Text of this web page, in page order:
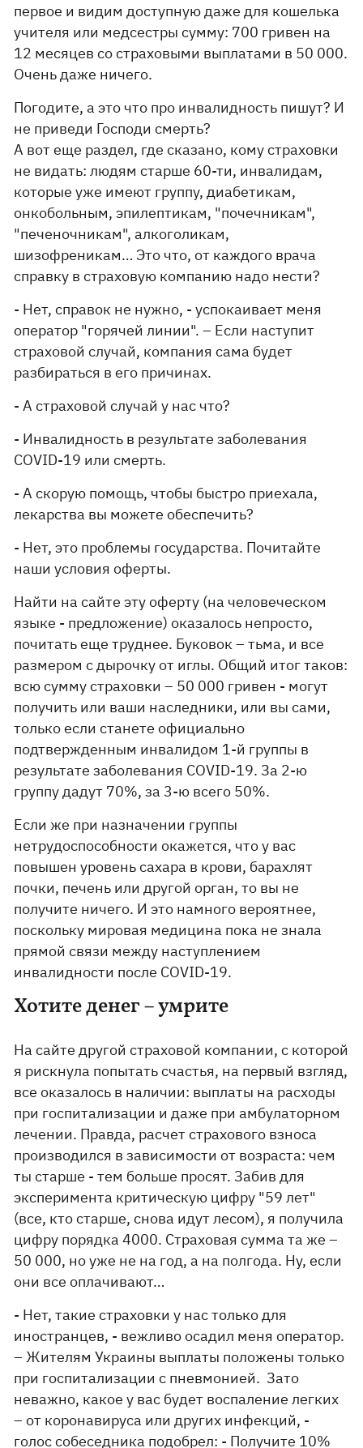
первое и видим доступную даже для кошелька
учителя или медсестры сумму: 700 гривен на
12 месяцев со страховыми выплатами в 50 000.
Очень даже ничего.
Погодите, а это что про инвалидность пишут? И
не приведи Господи смерть?
А вот еще раздел, где сказано, кому страховки
не видать: людям старше 60-ти, инвалидам,
которые уже имеют группу, диабетикам,
онкобольным, эпилептикам, "почечникам",
"печеночникам", алкоголикам,
шизофреникам… Это что, от каждого врача
справку в страховую компанию надо нести?
- Нет, справок не нужно, - успокаивает меня
оператор "горячей линии". – Если наступит
страховой случай, компания сама будет
разбираться в его причинах.
- А страховой случай у нас что?
- Инвалидность в результате заболевания
COVID-19 или смерть.
- А скорую помощь, чтобы быстро приехала,
лекарства вы можете обеспечить?
- Нет, это проблемы государства. Почитайте
наши условия оферты.
Найти на сайте эту оферту (на человеческом
языке - предложение) оказалось непросто,
почитать еще труднее. Буковок – тьма, и все
размером с дырочку от иглы. Общий итог таков:
всю сумму страховки – 50 000 гривен - могут
получить или ваши наследники, или вы сами,
только если станете официально
подтвержденным инвалидом 1-й группы в
результате заболевания COVID-19. За 2-ю
группу дадут 70%, за 3-ю всего 50%.
Если же при назначении группы
нетрудоспособности окажется, что у вас
повышен уровень сахара в крови, барахлят
почки, печень или другой орган, то вы не
получите ничего. И это намного вероятнее,
поскольку мировая медицина пока не знала
прямой связи между наступлением
инвалидности после COVID-19.
Хотите денег – умрите
На сайте другой страховой компании, с которой
я рискнула попытать счастья, на первый взгляд,
все оказалось в наличии: выплаты на расходы
при госпитализации и даже при амбулаторном
лечении. Правда, расчет страхового взноса
производился в зависимости от возраста: чем
ты старше - тем больше просят. Забив для
эксперимента критическую цифру "59 лет"
(все, кто старше, снова идут лесом), я получила
цифру порядка 4000. Страховая сумма та же –
50 000, но уже не на год, а на полгода. Ну, если
они все оплачивают…
- Нет, такие страховки у нас только для
иностранцев, - вежливо осадил меня оператор.
– Жителям Украины выплаты положены только
при госпитализации с пневмонией. Зато
неважно, какое у вас будет воспаление легких
– от коронавируса или других инфекций, -
голос собеседника подобрел: - Получите 10%